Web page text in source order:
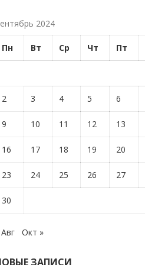
2024
Пн Вт Ср Чт Пт
2 3 4 5 6
9 10 11 12 13
16 17 18 19 20
23 24 25 26 27
30
Окт »
ЗАПИСИ